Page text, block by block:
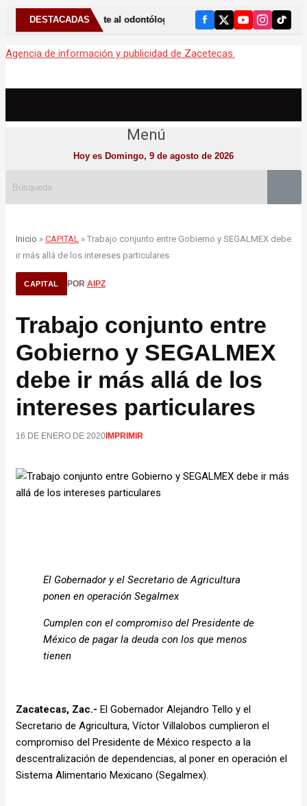
DESTACADAS
al odontólogo puede ayudar a detectar el bruxismo
Agencia de información y publicidad de Zacetecas.
Menú
Hoy es Domingo, 9 de agosto de 2026
Inicio » CAPITAL » Trabajo conjunto entre Gobierno y SEGALMEX debe
ir más allá de los intereses particulares
CAPITAL POR AIPZ
Trabajo conjunto entre
Gobierno y SEGALMEX
debe ir más allá de los
intereses particulares
16 DE ENERO DE 2020IMPRIMIR
El Gobernador y el Secretario de Agricultura
ponen en operación Segalmex
Cumplen con el compromiso del Presidente de
México de pagar la deuda con los que menos
tienen
Zacatecas, Zac.- El Gobernador Alejandro Tello y el
Secretario de Agricultura, Víctor Villalobos cumplieron el
compromiso del Presidente de México respecto a la
descentralización de dependencias, al poner en operación el
Sistema Alimentario Mexicano (Segalmex).